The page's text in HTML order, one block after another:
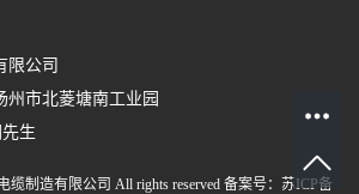
限公司
州市北菱塘南工业园
生
制造有限公司 All rights reserved 备案号： 苏ICP备